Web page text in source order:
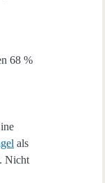
68 %
als
Nicht